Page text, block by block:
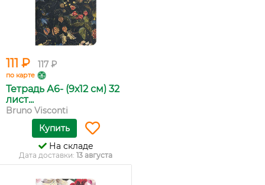
111 ₽ 117 ₽
по карте
Тетрадь А6- (9х12 см) 32
лист...
Bruno Visconti
Купить
На складе
Дата доставки: 13 августа